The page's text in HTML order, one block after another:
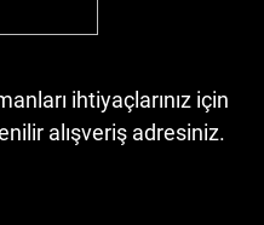
ihtiyaçlarınız için
alışveriş adresiniz.